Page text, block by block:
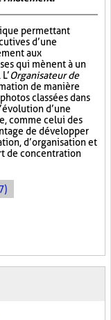
permettant
d’une
aux
qui mènent à un
Organisateur de
de manière
classées dans
d’une
comme celui des
de développer
d’organisation et
de concentration